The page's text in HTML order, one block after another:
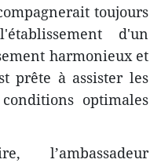
toujours
d'un
harmonieux et
prête à assister les
optimales
l’ambassadeur